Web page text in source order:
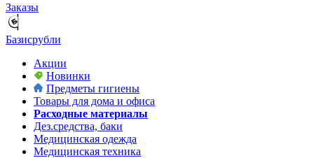
Заказы
Базисрубли
Акции
Новинки
Предметы гигиены
Товары для дома и офиса
Расходные материалы
Дез.средства, баки
Медицинская одежда
Медицинская техника